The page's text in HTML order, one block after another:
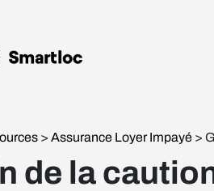
> Assurance Loyer Impayé >
de la